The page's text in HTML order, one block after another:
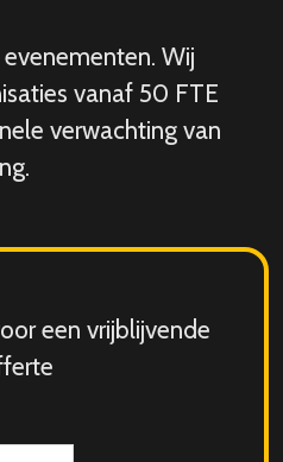
Wij
vanaf 50 FTE
verwachting van
een vrijblijvende